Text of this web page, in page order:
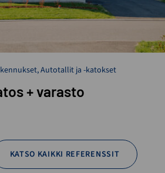
,Autotallit ja -katokset
+ varasto
KATSO KAIKKI REFERENSSIT